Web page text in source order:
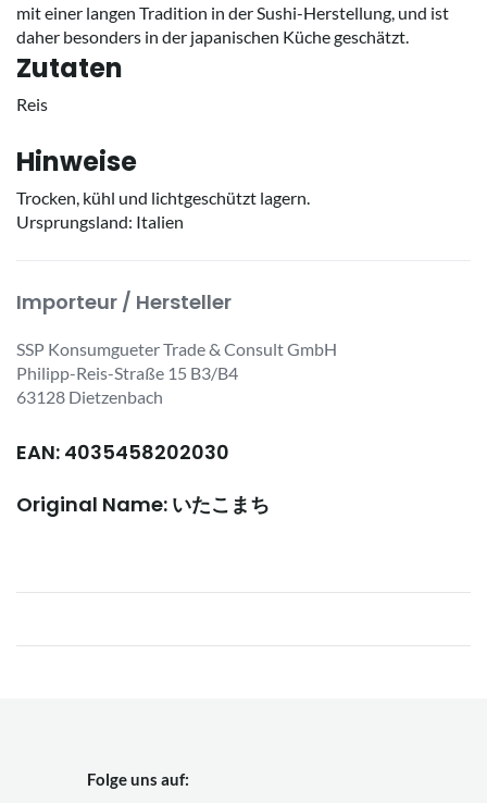
mit einer langen Tradition in der Sushi-Herstellung, und ist
daher besonders in der japanischen Küche geschätzt.
Zutaten
Reis
Hinweise
Trocken, kühl und lichtgeschützt lagern.
Ursprungsland: Italien
Importeur / Hersteller
SSP Konsumgueter Trade & Consult GmbH
Philipp-Reis-Straße 15 B3/B4
63128 Dietzenbach
EAN: 4035458202030
Original Name: いたこまち
Folge uns auf: